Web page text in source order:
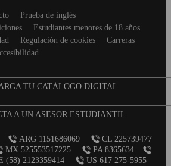
Prueba de inglés
Estudiantes menores de 18 años
Regulación de cookies
Carreras
TU CATÁLOGO DIGITAL
A UN ASESOR ESTUDIANTIL
ARG 1151686069
CL 225739477
MX 525553517225
PA 8365634
(58) 2123359414 US 617 275-5955